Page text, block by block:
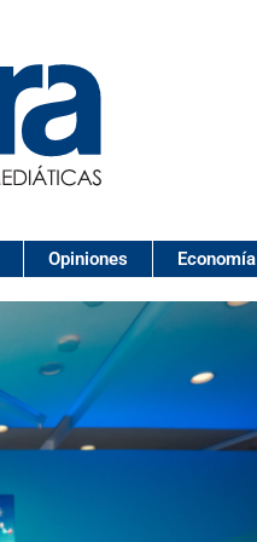
Opiniones Economía